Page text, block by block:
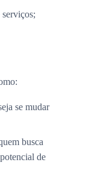
se mudar
busca
de